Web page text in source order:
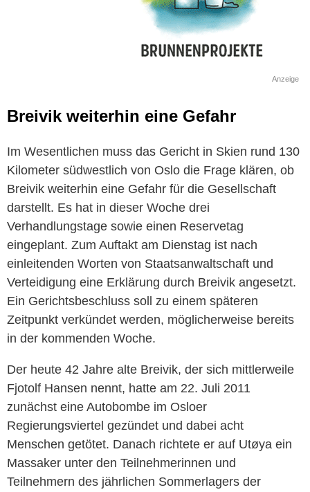
Anzeige
Breivik weiterhin eine Gefahr
Im Wesentlichen muss das Gericht in Skien rund 130
Kilometer südwestlich von Oslo die Frage klären, ob
Breivik weiterhin eine Gefahr für die Gesellschaft
darstellt. Es hat in dieser Woche drei
Verhandlungstage sowie einen Reservetag
eingeplant. Zum Auftakt am Dienstag ist nach
einleitenden Worten von Staatsanwaltschaft und
Verteidigung eine Erklärung durch Breivik angesetzt.
Ein Gerichtsbeschluss soll zu einem späteren
Zeitpunkt verkündet werden, möglicherweise bereits
in der kommenden Woche.
Der heute 42 Jahre alte Breivik, der sich mittlerweile
Fjotolf Hansen nennt, hatte am 22. Juli 2011
zunächst eine Autobombe im Osloer
Regierungsviertel gezündet und dabei acht
Menschen getötet. Danach richtete er auf Utøya ein
Massaker unter den Teilnehmerinnen und
Teilnehmern des jährlichen Sommerlagers der